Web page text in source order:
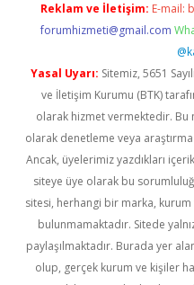
Reklam ve İletişim: E-mail:
forumhizmeti@gmail.com
Yasal Uyarı: Sitemiz, 5651
ve İletişim Kurumu (BTK)
olarak hizmet vermektedir.
olarak denetleme veya
Ancak, üyelerimiz yazdıkları
siteye üye olarak bu
sitesi, herhangi bir marka, kurum
bulunmamaktadır. Sitede
paylaşılmaktadır. Burada yer
olup, gerçek kurum ve kişiler